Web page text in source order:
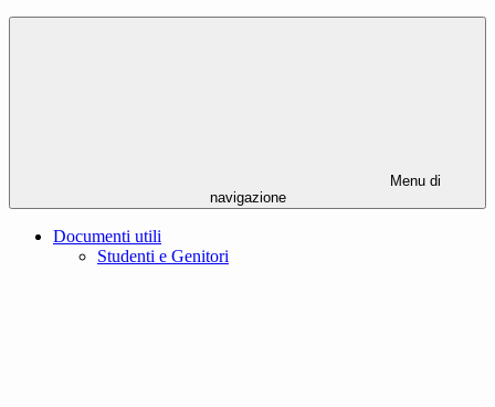
Menu di
navigazione
Documenti utili
Studenti e Genitori